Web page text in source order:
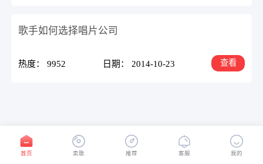
歌手如何选择唱片公司
热度： 9952 日期： 2014-10-23 查看
末页
首页 卖歌 推荐 客服 我的